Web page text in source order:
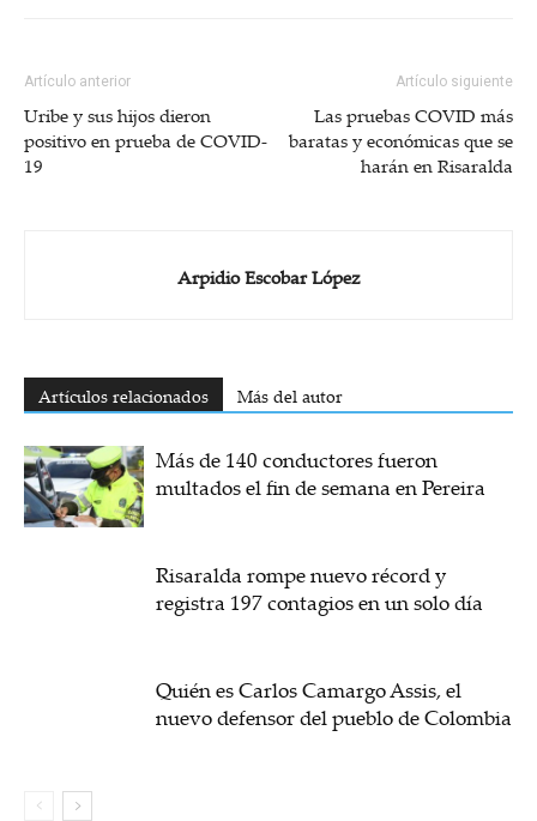
Artículo anterior
Uribe y sus hijos dieron
positivo en prueba de COVID-
19
Artículo siguiente
Las pruebas COVID más
baratas y económicas que se
harán en Risaralda
Arpidio Escobar López
Artículos relacionados Más del autor
Más de 140 conductores fueron
multados el fin de semana en Pereira
Risaralda rompe nuevo récord y
registra 197 contagios en un solo día
Quién es Carlos Camargo Assis, el
nuevo defensor del pueblo de Colombia